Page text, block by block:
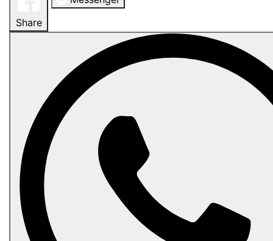
Share